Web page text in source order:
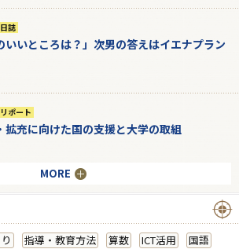
誌
いいところは？」次男の答えはイエナプラン
ポート
拡充に向けた国の支援と大学の取組
MORE
指導・教育方法 算数 ICT活用
国語